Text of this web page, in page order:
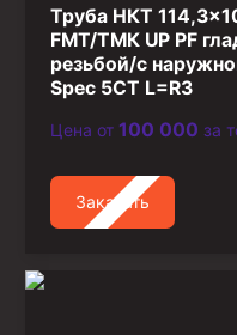
Труба НКТ
FMT/ТМК UP PF
резьбой/с
Spec 5CT L=R3
Цена от 100 000 за
Заказать